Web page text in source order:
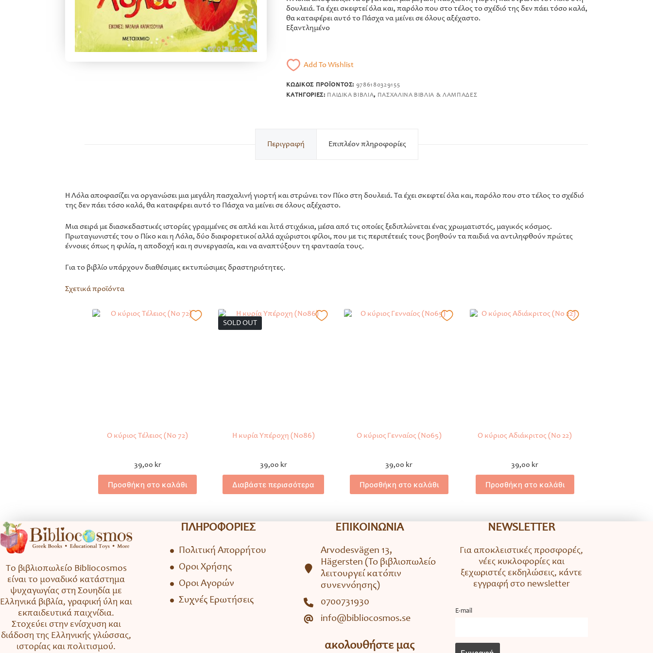
δουλειά. Τα έχει σκεφτεί όλα και, παρόλο που στο τέλος το σχέδιό της δεν πάει τόσο καλά,
θα καταφέρει αυτό το Πάσχα να μείνει σε όλους αξέχαστο.
Εξαντλημένο
Add To Wishlist
ΚΩΔΙΚΌΣ ΠΡΟΪΌΝΤΟΣ: 9786180329155
ΚΑΤΗΓΟΡΊΕΣ: ΠΑΙΔΙΚΆ ΒΙΒΛΊΑ, ΠΑΣΧΑΛΙΝΆ ΒΙΒΛΊΑ & ΛΑΜΠΆΔΕΣ
Περιγραφή Επιπλέον πληροφορίες
Η Λόλα αποφασίζει να οργανώσει μια μεγάλη πασχαλινή γιορτή και στρώνει τον Πίκο στη δουλειά. Τα έχει σκεφτεί όλα και, παρόλο που στο τέλος το σχέδιό
της δεν πάει τόσο καλά, θα καταφέρει αυτό το Πάσχα να μείνει σε όλους αξέχαστο.
Μια σειρά με διασκεδαστικές ιστορίες γραμμένες σε απλά και λιτά στιχάκια, μέσα από τις οποίες ξεδιπλώνεται ένας χρωματιστός, μαγικός κόσμος.
Πρωταγωνιστές του ο Πίκο και η Λόλα, δύο διαφορετικοί αλλά αχώριστοι φίλοι, που με τις περιπέτειές τους βοηθούν τα παιδιά να αντιληφθούν πρώτες
έννοιες όπως η φιλία, η αποδοχή και η συνεργασία, και να αναπτύξουν τη φαντασία τους.
Για το βιβλίο υπάρχουν διαθέσιμες εκτυπώσιμες δραστηριότητες.
Σχετικά προϊόντα
Ο κύριος Τέλειος (Νο 72)
39,00 kr
Προσθήκη στο καλάθι
SOLD OUT
Η κυρία Υπέροχη (No86)
39,00 kr
Διαβάστε περισσότερα
Ο κύριος Γενναίος (No65)
39,00 kr
Προσθήκη στο καλάθι
Ο κύριος Αδιάκριτος (Νο 22)
39,00 kr
Προσθήκη στο καλάθι
Το βιβλιοπωλείο Bibliocosmos
είναι το μοναδικό κατάστημα
ψυχαγωγίας στη Σουηδία με
Ελληνικά βιβλία, γραφική ύλη και
εκπαιδευτικά παιχνίδια.
Στοχεύει στην ενίσχυση και
διάδοση της Ελληνικής γλώσσας,
ιστορίας και πολιτισμού.
ΠΛΗΡΟΦΟΡΙΕΣ
Πολιτική Απορρήτου
Όροι Χρήσης
Όροι Αγορών
Συχνές Ερωτήσεις
ΕΠΙΚΟΙΝΩΝΙΑ
Arvodesvägen 13,
Hägersten (To βιβλιοπωλείο
λειτουργεί κατόπιν
συνεννόησης)
0700731930
info@bibliocosmos.se
ακολουθήστε μας
NEWSLETTER
Για αποκλειστικές προσφορές,
νέες κυκλοφορίες και
ξεχωριστές εκδηλώσεις, κάντε
εγγραφή στο newsletter
Ε-mail